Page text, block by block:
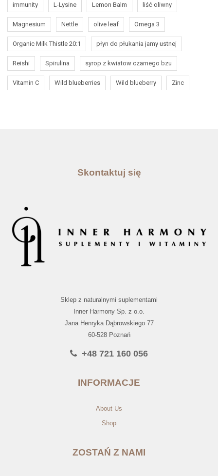
immunity L-Lysine Lemon Balm liść oliwny
Magnesium Nettle olive leaf Omega 3
Organic Milk Thistle 20:1 płyn do płukania jamy ustnej
Reishi Spirulina syrop z kwiatow czarnego bzu
Vitamin C Wild blueberries Wild blueberry Zinc
Skontaktuj się
Sklep z naturalnymi suplementami
Inner Harmony Sp. z o.o.
Jana Henryka Dąbrowskiego 77
60-528 Poznań
+48 721 160 056
INFORMACJE
About Us
Shop
ZOSTAŃ Z NAMI